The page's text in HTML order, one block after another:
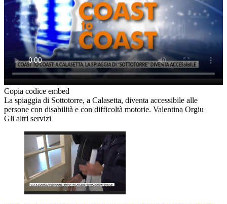
Copia codice embed
La spiaggia di Sottotorre, a Calasetta, diventa accessibile alle
persone con disabilità e con difficoltà motorie. Valentina Orgiu
Gli altri servizi